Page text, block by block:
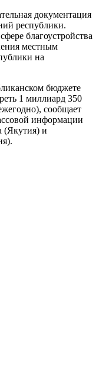
документация
республики.
благоустройства
местным
на
бюджете
1 миллиард 350
сообщает
информации
(Якутия) и